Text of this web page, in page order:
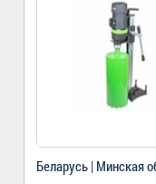
Беларусь | Минская